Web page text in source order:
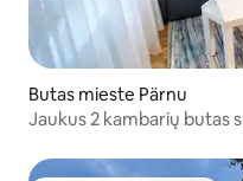
Butas mieste Pärnu
Jaukus 2 kambarių butas